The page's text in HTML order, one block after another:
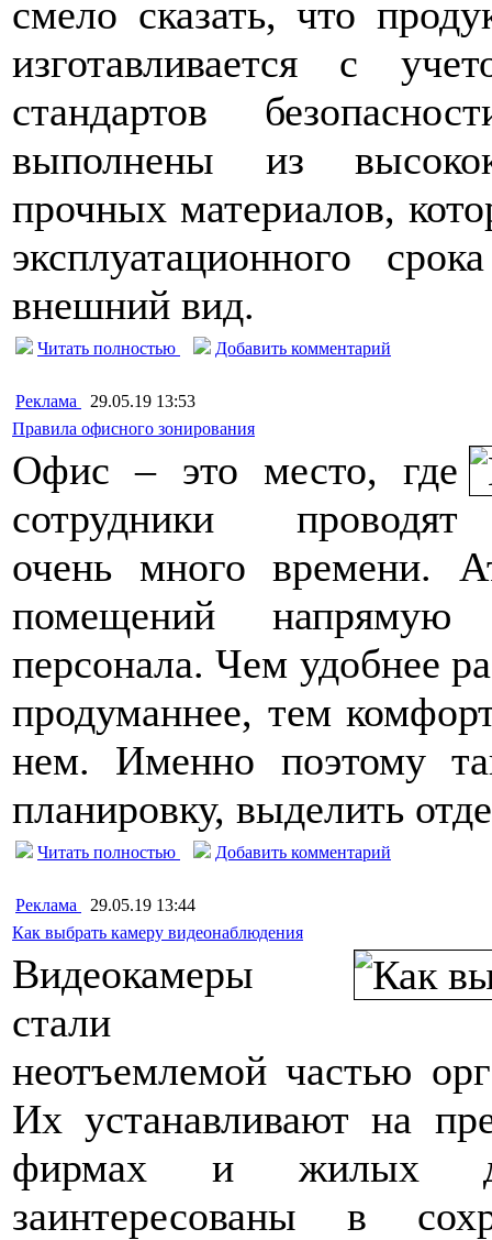
смело сказать, что
изготавливается с
стандартов
выполнены из
прочных материалов,
эксплуатационного
внешний вид.
Читать полностью Добавить комментарий
Реклама
29.05.19 13:53
Правила офисного зонирования
Офис – это место, где
сотрудники проводят
очень много времени.
помещений напрямую
персонала. Чем удобнее
продуманнее, тем
нем. Именно поэтому
планировку, выделить
Читать полностью Добавить комментарий
Реклама
29.05.19 13:44
Как выбрать камеру видеонаблюдения
Видеокамеры
стали
неотъемлемой частью
Их устанавливают на
фирмах и жилых
заинтересованы в